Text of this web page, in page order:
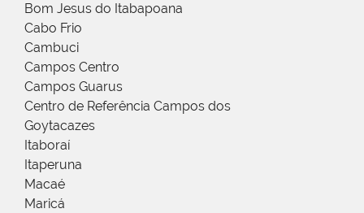
Bom Jesus do Itabapoana
Cabo Frio
Cambuci
Campos Centro
Campos Guarus
Centro de Referência Campos dos
Goytacazes
Itaboraí
Itaperuna
Macaé
Maricá